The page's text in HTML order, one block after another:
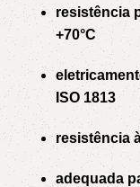
resistência
+70°C
ISO 1813
resistência
adequada